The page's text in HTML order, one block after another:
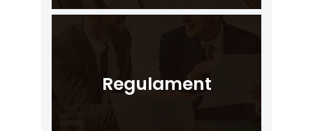
Regulament